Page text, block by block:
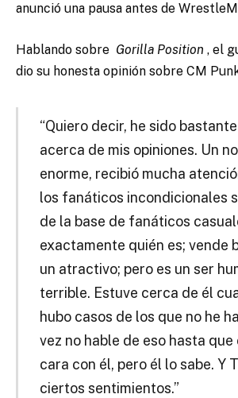
anunció una pausa antes de
Hablando sobre Gorilla Position , el
dio su honesta opinión sobre CM
“Quiero decir, he sido
acerca de mis opiniones. Un
enorme, recibió mucha
los fanáticos incondicionales
de la base de fanáticos
exactamente quién es; vende
un atractivo; pero es un ser
terrible. Estuve cerca de él
hubo casos de los que no he
vez no hable de eso hasta que
cara con él, pero él lo sabe. Y
ciertos sentimientos.”